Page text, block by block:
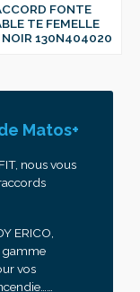
FONTE
TE FEMELLE
NOIR 130N404020
Matos+
nous vous
ERICO,
gamme
vos